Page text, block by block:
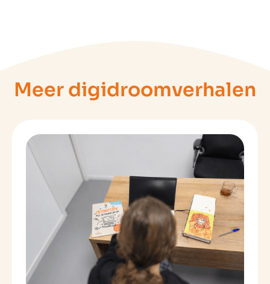
Meer digidroomverhalen